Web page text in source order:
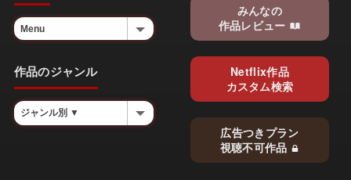
作品のジャンル
みんなの
作品レビュー
Netflix作品
カスタム検索
広告つきプラン
視聴不可作品